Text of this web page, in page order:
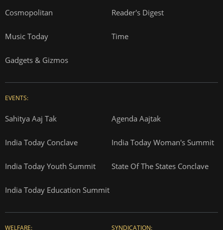
Cosmopolitan Reader's Digest
Music Today Time
Gadgets & Gizmos
EVENTS:
Sahitya Aaj Tak Agenda Aajtak
India Today Conclave India Today Woman's Summit
India Today Youth Summit State Of The States Conclave
India Today Education Summit
WELFARE: SYNDICATION: